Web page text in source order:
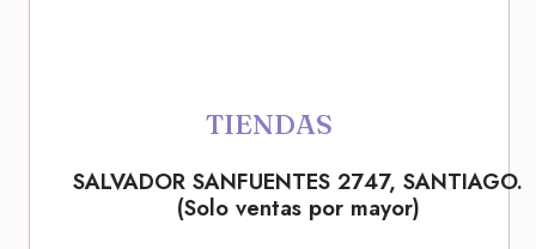
TIENDAS
SALVADOR SANFUENTES 2747, SANTIAGO.
(Solo ventas por mayor)